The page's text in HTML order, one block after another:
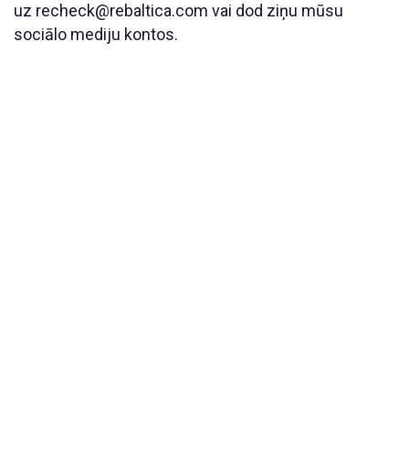
uz recheck@rebaltica.com vai dod ziņu mūsu
sociālo mediju kontos.